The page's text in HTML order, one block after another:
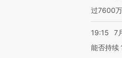
过7600
19:15
7
能否持续